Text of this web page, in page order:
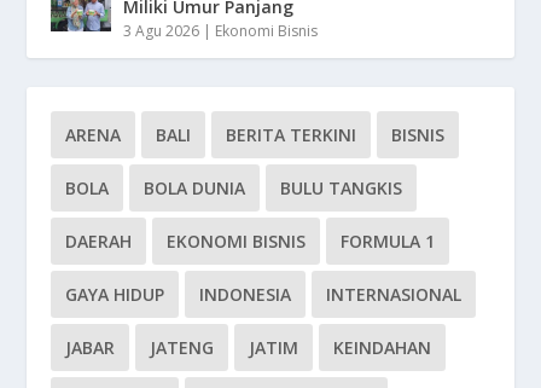
Miliki Umur Panjang
3 Agu 2026 Ekonomi Bisnis
ARENA BALI BERITA TERKINI BISNIS
BOLA BOLA DUNIA BULU TANGKIS
DAERAH EKONOMI BISNIS FORMULA 1
GAYA HIDUP INDONESIA INTERNASIONAL
JABAR JATENG JATIM KEINDAHAN